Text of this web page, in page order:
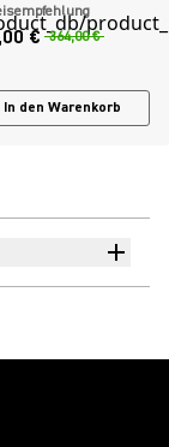
€ 364,00 €
In den Warenkorb